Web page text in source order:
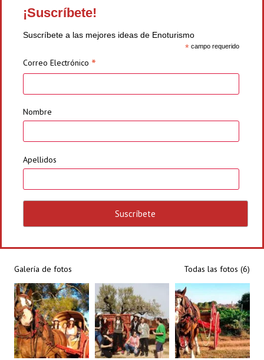
¡Suscríbete!
Suscríbete a las mejores ideas de Enoturismo
*campo requerido
Correo Electrónico *
Nombre
Apellidos
Galería de fotos Todas las fotos (6)